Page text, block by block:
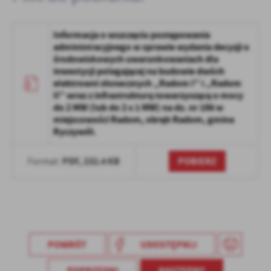
Firmy te działają w charakterze pośredników prezentujących nasze
społecznościowych.Informacja o wszczęciu postępowania
administracyjnego w sprawie wydania decyzji o
środowiskowych uwarunkowaniach dla
inwestycji polegającej na budowie dwóch
elektrowni słonecznych „Radom I” i „Radom
II” wraz z infrastrukturą towarzyszącą o mocy
do 2 MW (lub do 2 x 1 MW) na dz. nr 186 w
miejscowości Radom, obręb Radom, gmina
Ryczywół.
Format: PDF, 232.4 KB POBIERZ
POWRÓT UDOSTĘPNIJ